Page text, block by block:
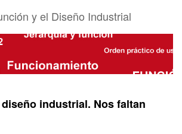
el Diseño Industrial
y el Diseño Industrial
industrial. Nos faltan